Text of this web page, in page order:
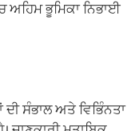
ਅਹਿਮ ਭੂਮਿਕਾ ਨਿਭਾਈ
ਸੰਭਾਲ ਅਤੇ ਵਿਭਿੰਨਤਾ